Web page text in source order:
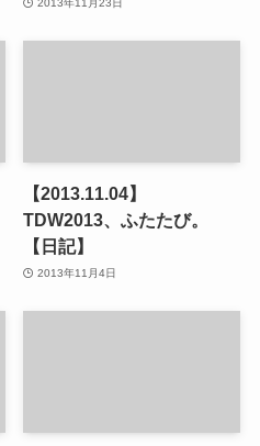
【2013.11.04】
TDW2013、ふたたび。
【日記】
2013年11月4日